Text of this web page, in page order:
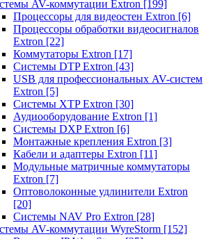
AV-коммутации Extron [199]
Процессоры для видеостен Extron [6]
Процессоры обработки видеосигналов
Extron [22]
Коммутаторы Extron [17]
Системы DTP Extron [43]
USB для профессиональных AV-систем
Extron [5]
Системы XTP Extron [30]
Аудиооборудование Extron [1]
Системы DXP Extron [6]
Монтажные крепления Extron [3]
Кабели и адаптеры Extron [11]
Модульные матричные коммутаторы
Extron [7]
Оптоволоконные удлинители Extron
[20]
Системы NAV Pro Extron [28]
AV-коммутации WyreStorm [152]